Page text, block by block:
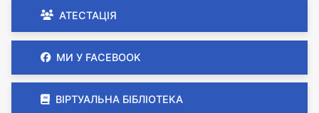
АТЕСТАЦІЯ
МИ У FACEBOOK
ВІРТУАЛЬНА БІБЛІОТЕКА